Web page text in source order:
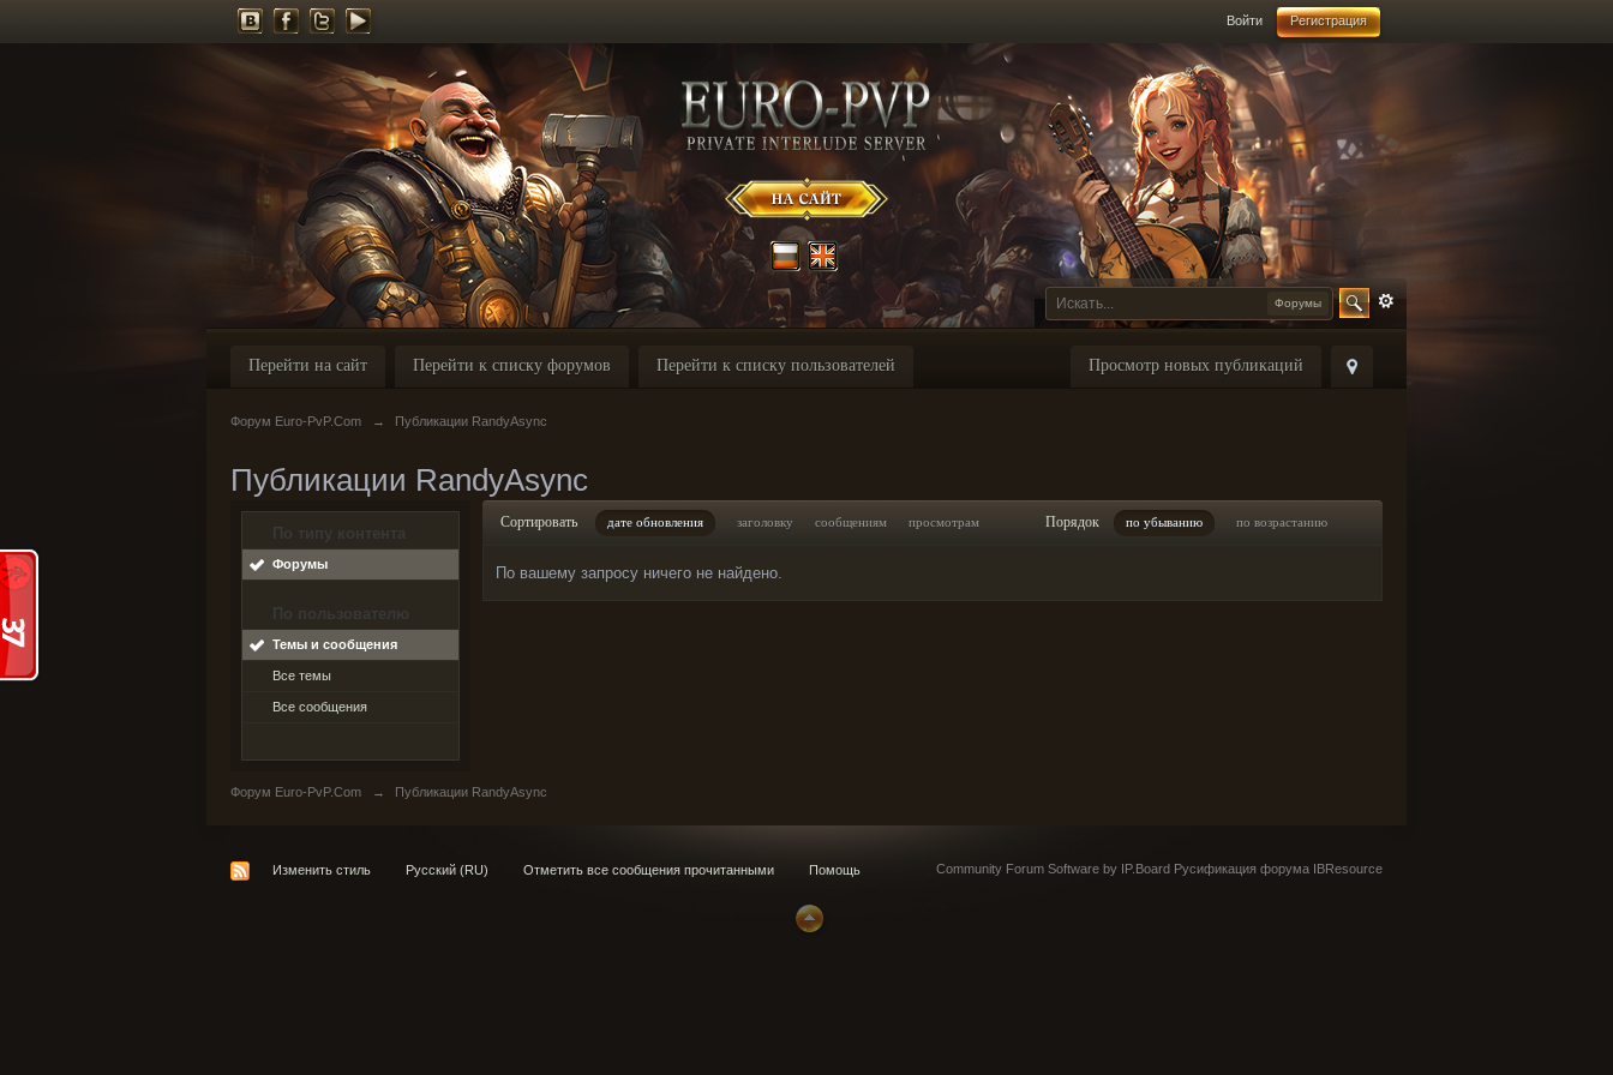
Войти Регистрация
Форумы
Просмотр новых публикаций
Перейти на сайт Перейти к списку форумов Перейти к списку пользователей
Форум Euro-PvP.Com → Публикации RandyAsync
Публикации RandyAsync
По типу контента
Форумы
По пользователю
Темы и сообщения
Все темы
Все сообщения
Сортировать дате обновления заголовку сообщениям просмотрам Порядок по убыванию по возрастанию
По вашему запросу ничего не найдено.
Форум Euro-PvP.Com → Публикации RandyAsync
Изменить стиль Русский (RU) Отметить все сообщения прочитанными Помощь Community Forum Software by IP.Board Русификация форума IBResource